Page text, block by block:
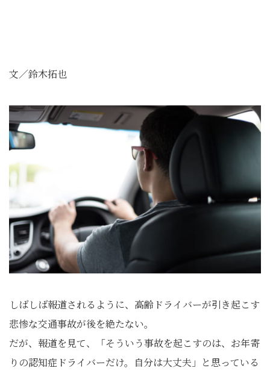
文／鈴木拓也
しばしば報道されるように、高齢ドライバーが引き起こす
悲惨な交通事故が後を絶たない。
だが、報道を見て、「そういう事故を起こすのは、お年寄
りの認知症ドライバーだけ。自分は大丈夫」と思っている